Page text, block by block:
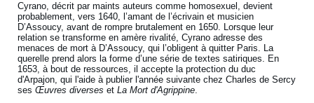
Cyrano, décrit par maints auteurs comme homosexuel, devient
probablement, vers 1640, l’amant de l’écrivain et musicien
D’Assoucy, avant de rompre brutalement en 1650. Lorsque leur
relation se transforme en amère rivalité, Cyrano adresse des
menaces de mort à D’Assoucy, qui l’obligent à quitter Paris. La
querelle prend alors la forme d’une série de textes satiriques. En
1653, à bout de ressources, il accepte la protection du duc
d'Arpajon, qui l'aide à publier l'année suivante chez Charles de Sercy
sesŒuvres diverses etLa Mort d'Agrippine.